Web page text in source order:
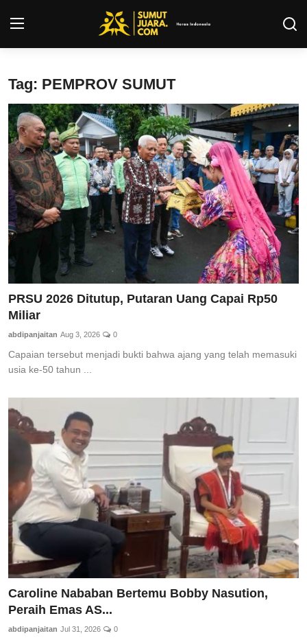
Kontak
Tentang Kami
Privacy Policy
INFO SUMUT
SEPAKBOLA
ALL SPORT
Pedoman Media Siber
SPORTAIMENT
HIBURAN
Tag: PEMPROV SUMUT
PRSU 2026 Ditutup, Putaran Uang Capai Rp50
Miliar
abdipanjaitan Aug 3, 2026 0
Capaian tersebut menjadi bukti bahwa ajang yang telah memasuki
usia ke-50 tahun ...
Caroline Nababan Bertemu Bobby Nasution,
Peraih Emas AS...
abdipanjaitan Jul 31, 2026 0